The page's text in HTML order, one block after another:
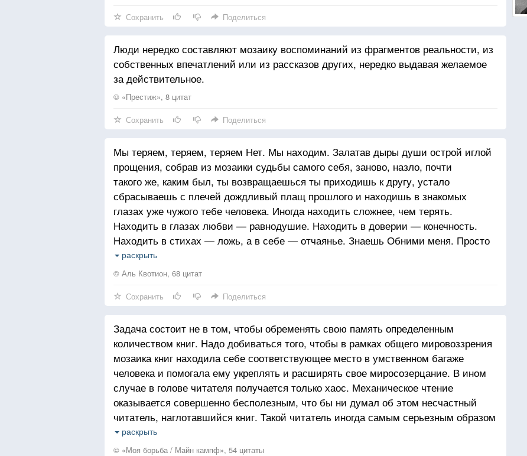
Захлебнувшись на вдохе в разбитом сне.
Но она мои забирает мысли
И с собою их возвращает мне.
И о чем — то печалясь, глядит мне в спину
С фотографии маленькой у стола.
Хоть она полгода назад ушла.
Ничего с собою не взяв в дорогу.
Иногда проявляясь в коротком сне.
В моей жизни ее до сих пор так много,
Хоть она совсем не осталась в ней.
Лишь душа ее, может, бывает рядом.
Осторожно, чтобы не помешать.
Все в порядке, мама. Всего лишь надо
Научиться мне без тебя дышать.
Сохранить Поделиться
Люди нередко составляют мозаику воспоминаний из фрагментов реальности, из
собственных впечатлений или из рассказов других, нередко выдавая желаемое
за действительное.
© «Престиж», 8 цитат
Сохранить Поделиться
Мы теряем, теряем, теряем Нет. Мы находим. Залатав дыры души острой иглой
прощения, собрав из мозаики судьбы самого себя, заново, назло, почти
такого же, каким был, ты возвращаешься ты приходишь к другу, устало
сбрасываешь с плечей дождливый плащ прошлого и находишь в знакомых
глазах уже чужого тебе человека. Иногда находить сложнее, чем терять.
Находить в глазах любви — равнодушие. Находить в доверии — конечность.
Находить в стихах — ложь, а в себе — отчаянье. Знаешь Обними меня. Просто
так. Обними и узнаешь, что тело умеет петь, рассказывая больше, чем слова.
Ты узнаешь, что тепло сердца — не метафора, а тихая данность, струящаяся по
Что родство по духу чувствуется намного острее, чем навыки страсти. Обними
меня, и пусть вокруг поднимается ветер и бесконечно падают звезды, пусть
рождаются новые миры и сгорают древние боги, пусть Но между нашими
телами, спрятанное молчаливыми обьятиями, останется то, что одним своим
существованием оправдывает все.
раскрыть
© Аль Квотион, 68 цитат
Сохранить Поделиться
Задача состоит не в том, чтобы обременять свою память определенным
количеством книг. Надо добиваться того, чтобы в рамках общего мировоззрения
мозаика книг находила себе соответствующее место в умственном багаже
человека и помогала ему укреплять и расширять свое миросозерцание. В ином
случае в голове читателя получается только хаос. Механическое чтение
оказывается совершенно бесполезным, что бы ни думал об этом несчастный
читатель, наглотавшийся книг. Такой читатель иногда самым серьезным образом
считает себя «образованным», воображает, что он хорошо узнал жизнь, что он
обогатился знаниями, а между тем на деле по мере роста такого «образования»
раскрыть
© «Моя борьба / Майн кампф», 54 цитаты